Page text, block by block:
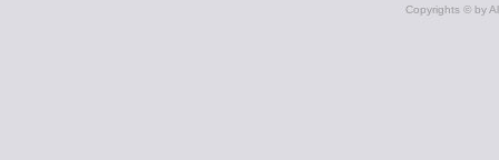
Copyrights © by